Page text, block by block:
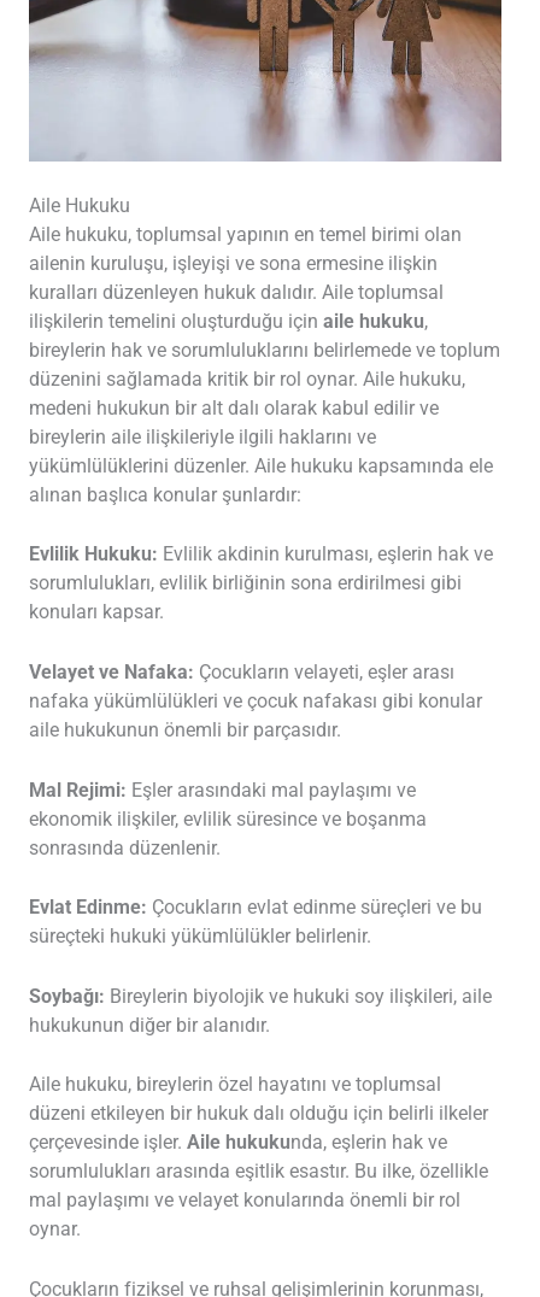
Aile Hukuku
Aile hukuku, toplumsal yapının en temel birimi olan
ailenin kuruluşu, işleyişi ve sona ermesine ilişkin
kuralları düzenleyen hukuk dalıdır. Aile toplumsal
ilişkilerin temelini oluşturduğu için aile hukuku,
bireylerin hak ve sorumluluklarını belirlemede ve toplum
düzenini sağlamada kritik bir rol oynar. Aile hukuku,
medeni hukukun bir alt dalı olarak kabul edilir ve
bireylerin aile ilişkileriyle ilgili haklarını ve
yükümlülüklerini düzenler. Aile hukuku kapsamında ele
alınan başlıca konular şunlardır:
Evlilik Hukuku: Evlilik akdinin kurulması, eşlerin hak ve
sorumlulukları, evlilik birliğinin sona erdirilmesi gibi
konuları kapsar.
Velayet ve Nafaka: Çocukların velayeti, eşler arası
nafaka yükümlülükleri ve çocuk nafakası gibi konular
aile hukukunun önemli bir parçasıdır.
Mal Rejimi: Eşler arasındaki mal paylaşımı ve
ekonomik ilişkiler, evlilik süresince ve boşanma
sonrasında düzenlenir.
Evlat Edinme: Çocukların evlat edinme süreçleri ve bu
süreçteki hukuki yükümlülükler belirlenir.
Soybağı: Bireylerin biyolojik ve hukuki soy ilişkileri, aile
hukukunun diğer bir alanıdır.
Aile hukuku, bireylerin özel hayatını ve toplumsal
düzeni etkileyen bir hukuk dalı olduğu için belirli ilkeler
çerçevesinde işler. Aile hukukunda, eşlerin hak ve
sorumlulukları arasında eşitlik esastır. Bu ilke, özellikle
mal paylaşımı ve velayet konularında önemli bir rol
oynar.
Çocukların fiziksel ve ruhsal gelişimlerinin korunması,